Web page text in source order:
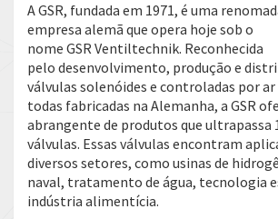
A GSR, fundada em 1971, é uma
empresa alemã que opera hoje sob o
nome GSR Ventiltechnik. Reconhecida
pelo desenvolvimento, produção e
válvulas solenóides e controladas por
todas fabricadas na Alemanha, a GSR
abrangente de produtos que ultrapassa
válvulas. Essas válvulas encontram
diversos setores, como usinas de
naval, tratamento de água, tecnologia
indústria alimentícia.